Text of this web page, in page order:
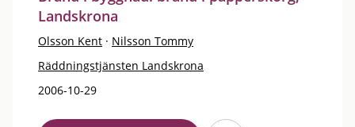
Landskrona
Olsson Kent · Nilsson Tommy
Räddningstjänsten Landskrona
2006-10-29